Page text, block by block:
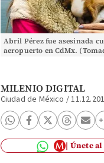
Abril Pérez fue asesinada
aeropuerto en CdMx.
MILENIO DIGITAL
Ciudad de México /
Únete